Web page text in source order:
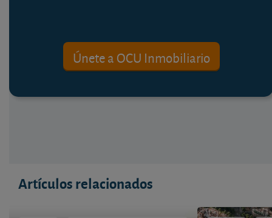
Únete a OCU Inmobiliario
Artículos relacionados